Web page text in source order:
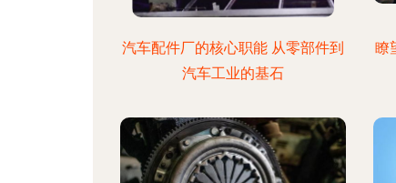
汽车配件厂的核心职能 从零部件到
汽车工业的基石
瞭